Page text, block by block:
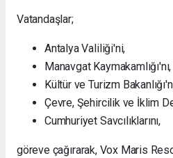
Vatandaşlar;
Antalya Valiliği'ni,
Manavgat Kaymakamlığı'nı,
Kültür ve Turizm
Çevre, Şehircilik ve İklim
Cumhuriyet Savcılıklarını,
göreve çağırarak, Vox Maris